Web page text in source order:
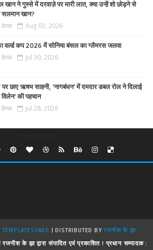
खान ने गुस्से में दरवाज़े पर मारी लात, क्या उन्हें शो छोड़ने से
सलमान खान?
डेस्क Aug 03, 2026
वर्ल्ड कप 2026 में सोनिया बंसल का ग्लैमरस जलवा
डेस्क Jul 30, 2026
पर छाए ऋषभ साहनी, 'नागबंधन' में दमदार डबल रोल ने दिलाई
विलेन' की पहचान
डेस्क Jul 28, 2026
TEMPLATESYARD | DISTRIBUTED BYरजनीश के झा
रजनीश के झा द्वारा संपादित एवं प्रकाशित ! प्रधान सम्पादक :